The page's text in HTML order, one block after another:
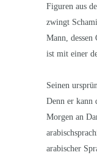
Figuren aus
zwingt
Mann,
ist mit einer
Seinen
Denn er kann
Morgen an
arabischer